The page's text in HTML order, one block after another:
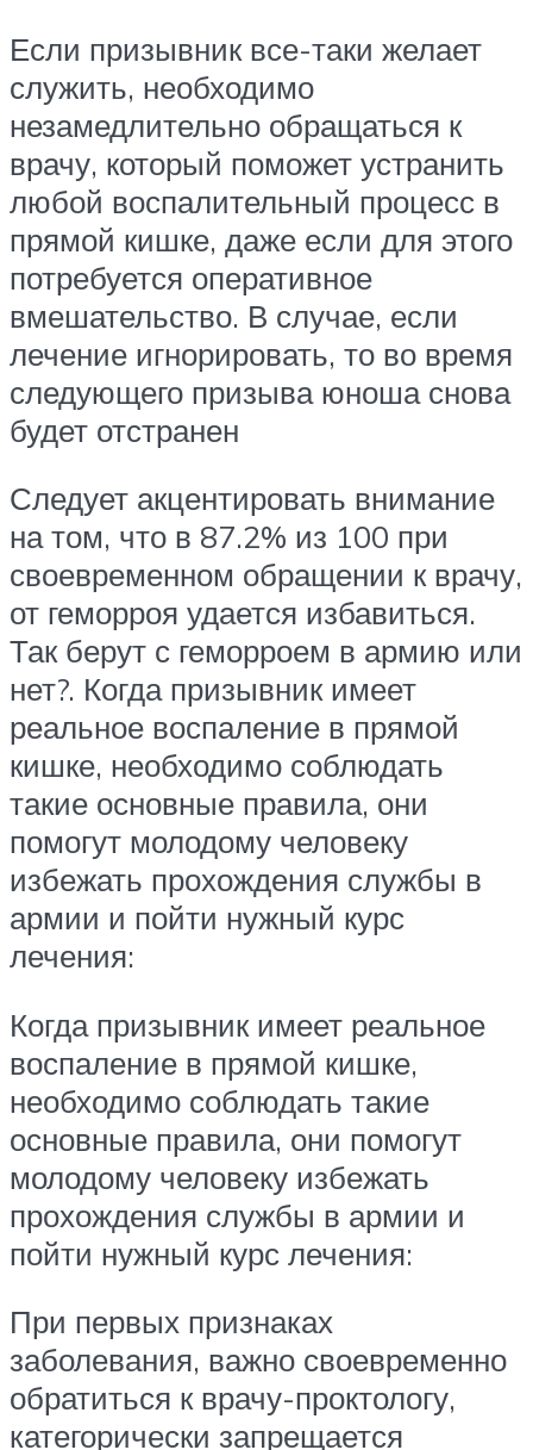
Если призывник все-таки желает
служить, необходимо
незамедлительно обращаться к
врачу, который поможет устранить
любой воспалительный процесс в
прямой кишке, даже если для этого
потребуется оперативное
вмешательство. В случае, если
лечение игнорировать, то во время
следующего призыва юноша снова
будет отстранен
Следует акцентировать внимание
на том, что в 87.2% из 100 при
своевременном обращении к врачу,
от геморроя удается избавиться.
Так берут с геморроем в армию или
нет?. Когда призывник имеет
реальное воспаление в прямой
кишке, необходимо соблюдать
такие основные правила, они
помогут молодому человеку
избежать прохождения службы в
армии и пойти нужный курс
лечения:
Когда призывник имеет реальное
воспаление в прямой кишке,
необходимо соблюдать такие
основные правила, они помогут
молодому человеку избежать
прохождения службы в армии и
пойти нужный курс лечения:
При первых признаках
заболевания, важно своевременно
обратиться к врачу-проктологу,
категорически запрещается